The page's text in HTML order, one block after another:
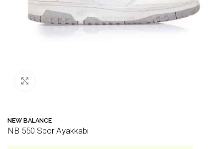
NEW BALANCE
NB 550 Spor Ayakkabı